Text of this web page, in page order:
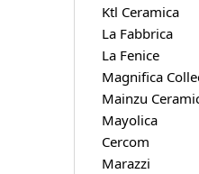
Ktl Ceramica
La Fabbrica
La Fenice
Magnifica
Mainzu
Mayolica
Cercom
Marazzi